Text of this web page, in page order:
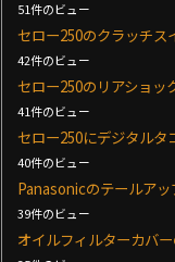
51件のビュー
セロー250のクラッチス
42件のビュー
セロー250のリアショッ
41件のビュー
セロー250にデジタルタ
40件のビュー
Panasonicのテールア
39件のビュー
オイルフィルターカバ